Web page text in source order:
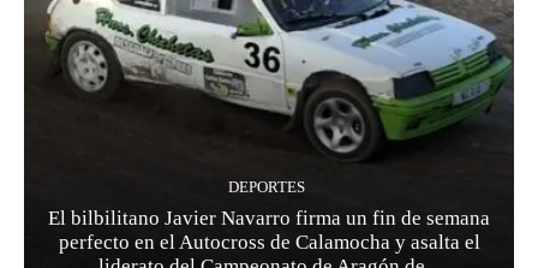
DEPORTES
El bilbilitano Javier Navarro firma un fin de semana
perfecto en el Autocross de Calamocha y asalta el